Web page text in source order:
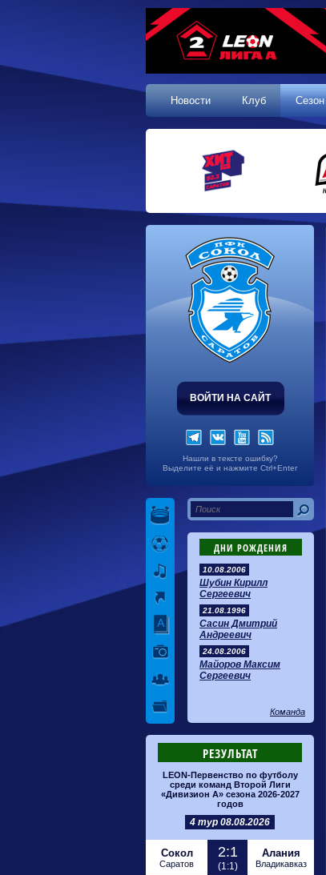
Новости Клуб Сезон
ВОЙТИ НА САЙТ
Нашли в тексте ошибку?
Выделите её и нажмите Ctrl+Enter
ДНИ РОЖДЕНИЯ
10.08.2006
Шубин Кирилл
Сергеевич
21.08.1996
Сасин Дмитрий
Андреевич
24.08.2006
Майоров Максим
Сергеевич
Команда
РЕЗУЛЬТАТ
LEON-Первенство по футболу
среди команд Второй Лиги
«Дивизион А» сезона 2026-2027
годов
4 тур 08.08.2026
Сокол
Саратов
2:1
(1:1)
Алания
Владикавказ
1 тур, 19.07.2026
1-1
Калуга
Динамо
0-0
Волгарь
0-0
Динамо-Брянск
2-1
Алания
1-2 Сибирь